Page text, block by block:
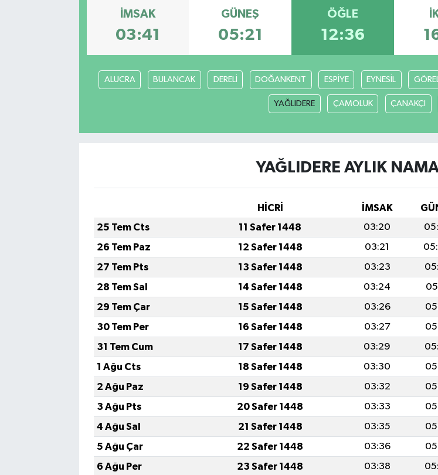
İMSAK
03:41
GÜNEŞ
05:21
ÖĞLE
12:36
ALUCRA BULANCAK DERELİ DOĞANKENT ESPİYE EYNESİL
YAĞLIDERE ÇAMOLUK ÇANAKÇI
YAĞLIDERE AYLIK
HİCRİ İMSAK
25 Tem Cts
11 Safer 1448 03:20
26 Tem Paz
12 Safer 1448 03:21
27 Tem Pts
13 Safer 1448 03:23
28 Tem Sal
14 Safer 1448 03:24
29 Tem Çar
15 Safer 1448 03:26
30 Tem Per
16 Safer 1448 03:27
31 Tem Cum
17 Safer 1448 03:29
1 Ağu Cts
18 Safer 1448 03:30
2 Ağu Paz
19 Safer 1448 03:32
3 Ağu Pts
20 Safer 1448 03:33
4 Ağu Sal
21 Safer 1448 03:35
5 Ağu Çar
22 Safer 1448 03:36
6 Ağu Per
23 Safer 1448 03:38